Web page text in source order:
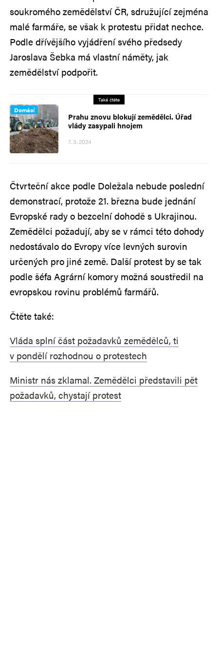
soukromého zemědělství ČR, sdružující zejména
malé farmáře, se však k protestu přidat nechce.
Podle dřívějšího vyjádření svého předsedy
Jaroslava Šebka má vlastní náměty, jak
zemědělství podpořit.
Také čtěte
Domácí
Prahu znovu blokují zemědělci. Úřad
vlády zasypali hnojem
7. 3. 2024
Čtvrteční akce podle Doležala nebude poslední
demonstrací, protože 21. března bude jednání
Evropské rady o bezcelní dohodě s Ukrajinou.
Zemědělci požadují, aby se v rámci této dohody
nedostávalo do Evropy více levných surovin
určených pro jiné země. Další protest by se tak
podle šéfa Agrární komory možná soustředil na
evropskou rovinu problémů farmářů.
Čtěte také:
Vláda splní část požadavků zemědělců, ti
v pondělí rozhodnou o protestech
Ministr nás zklamal. Zemědělci představili pět
požadavků, chystají protest